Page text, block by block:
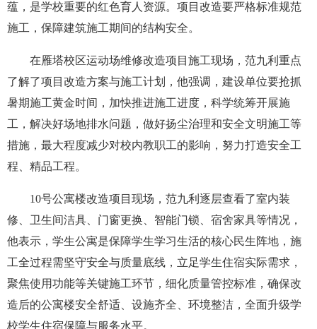
蕴，是学校重要的红色育人资源。项目改造要严格标准规范
施工，保障建筑施工期间的结构安全。
在雁塔校区运动场维修改造项目施工现场，范九利重点
了解了项目改造方案与施工计划，他强调，建设单位要抢抓
暑期施工黄金时间，加快推进施工进度，科学统筹开展施
工，解决好场地排水问题，做好扬尘治理和安全文明施工等
措施，最大程度减少对校内教职工的影响，努力打造安全工
程、精品工程。
10号公寓楼改造项目现场，范九利逐层查看了室内装
修、卫生间洁具、门窗更换、智能门锁、宿舍家具等情况，
他表示，学生公寓是保障学生学习生活的核心民生阵地，施
工全过程需坚守安全与质量底线，立足学生住宿实际需求，
聚焦使用功能等关键施工环节，细化质量管控标准，确保改
造后的公寓楼安全舒适、设施齐全、环境整洁，全面升级学
校学生住宿保障与服务水平。